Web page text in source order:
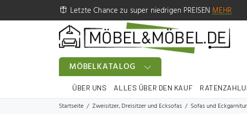
Letzte Chance zu super niedrigen PREISENMEHR
MÖBELKATALOG
ÜBER UNS ALLES ÜBER DEN KAUF
Startseite Zweisitzer, Dreisitzer und Ecksofas Sofas und